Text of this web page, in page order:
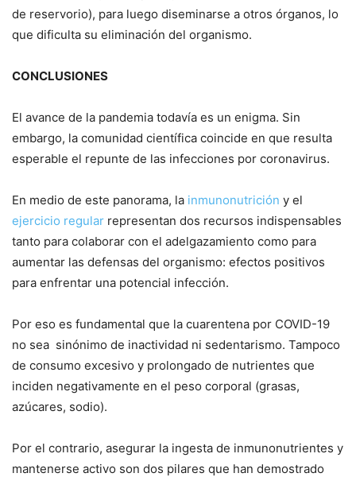
de reservorio), para luego diseminarse a otros órganos, lo
que dificulta su eliminación del organismo.
CONCLUSIONES
El avance de la pandemia todavía es un enigma. Sin
embargo, la comunidad científica coincide en que resulta
esperable el repunte de las infecciones por coronavirus.
En medio de este panorama, la inmunonutrición y el
ejercicio regular representan dos recursos indispensables
tanto para colaborar con el adelgazamiento como para
aumentar las defensas del organismo: efectos positivos
para enfrentar una potencial infección.
Por eso es fundamental que la cuarentena por COVID-19
no sea sinónimo de inactividad ni sedentarismo. Tampoco
de consumo excesivo y prolongado de nutrientes que
inciden negativamente en el peso corporal (grasas,
azúcares, sodio).
Por el contrario, asegurar la ingesta de inmunonutrientes y
mantenerse activo son dos pilares que han demostrado